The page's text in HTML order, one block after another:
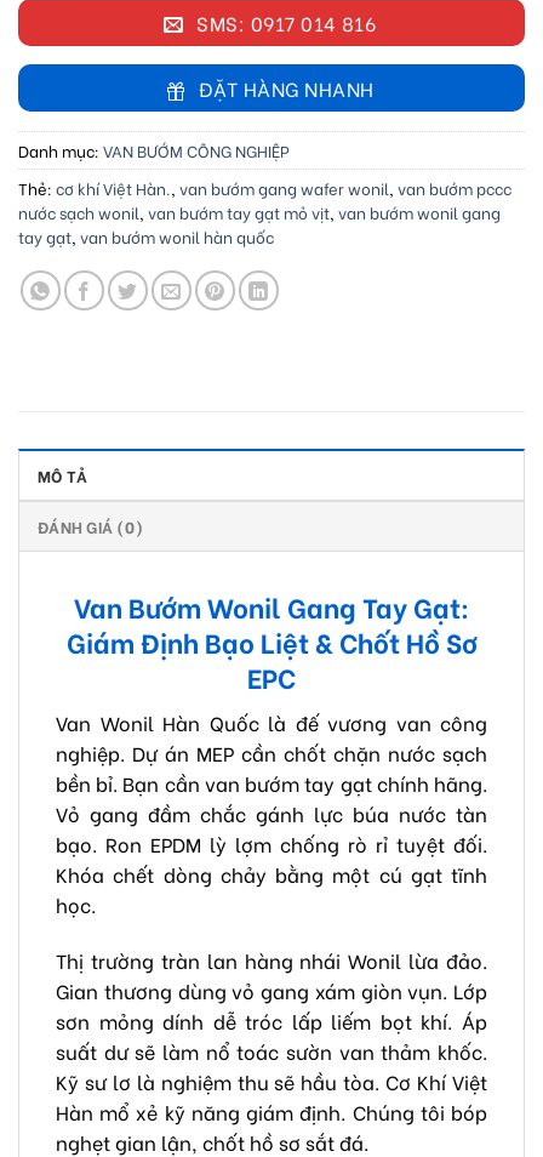
SMS: 0917 014 816
ĐẶT HÀNG NHANH
Danh mục: VAN BƯỚM CÔNG NGHIỆP
Thẻ: cơ khí Việt Hàn., van bướm gang wafer wonil, van bướm pccc
nước sạch wonil, van bướm tay gạt mỏ vịt, van bướm wonil gang
tay gạt, van bướm wonil hàn quốc
MÔ TẢ
ĐÁNH GIÁ (0)
Van Bướm Wonil Gang Tay Gạt:
Giám Định Bạo Liệt & Chốt Hồ Sơ
EPC
Van Wonil Hàn Quốc là đế vương van công
nghiệp. Dự án MEP cần chốt chặn nước sạch
bền bỉ. Bạn cần van bướm tay gạt chính hãng.
Vỏ gang đầm chắc gánh lực búa nước tàn
bạo. Ron EPDM lỳ lợm chống rò rỉ tuyệt đối.
Khóa chết dòng chảy bằng một cú gạt tĩnh
học.
Thị trường tràn lan hàng nhái Wonil lừa đảo.
Gian thương dùng vỏ gang xám giòn vụn. Lớp
sơn mỏng dính dễ tróc lấp liếm bọt khí. Áp
suất dư sẽ làm nổ toác sườn van thảm khốc.
Kỹ sư lơ là nghiệm thu sẽ hầu tòa. Cơ Khí Việt
Hàn mổ xẻ kỹ năng giám định. Chúng tôi bóp
nghẹt gian lận, chốt hồ sơ sắt đá.